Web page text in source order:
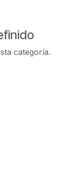
categoría.